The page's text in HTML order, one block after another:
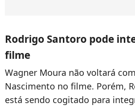
Rodrigo Santoro pode
filme
Wagner Moura não voltará
Nascimento no filme. Porém,
está sendo cogitado para